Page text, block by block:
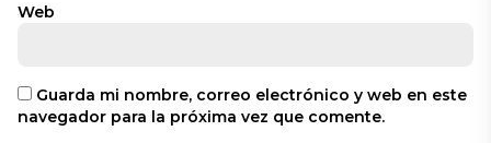
Web
Guarda mi nombre, correo electrónico y web en este
navegador para la próxima vez que comente.